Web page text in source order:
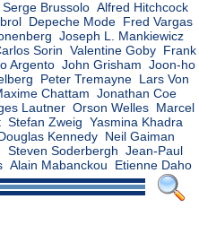
Serge Brussolo Alfred Hitchcock
Depeche Mode
Fred Vargas
Joseph L. Mankiewicz
Sorin Valentine Goby
Frank
Argento John Grisham Joon-ho
Peter Tremayne
Lars Von
Chattam
Jonathan Coe
Lautner Orson Welles
Marcel
Stefan Zweig Yasmina Khadra
Douglas Kennedy
Neil Gaiman
Steven Soderbergh Jean-Paul
Alain Mabanckou Etienne Daho